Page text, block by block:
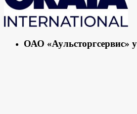
ОАО «Аульсторгсервис»